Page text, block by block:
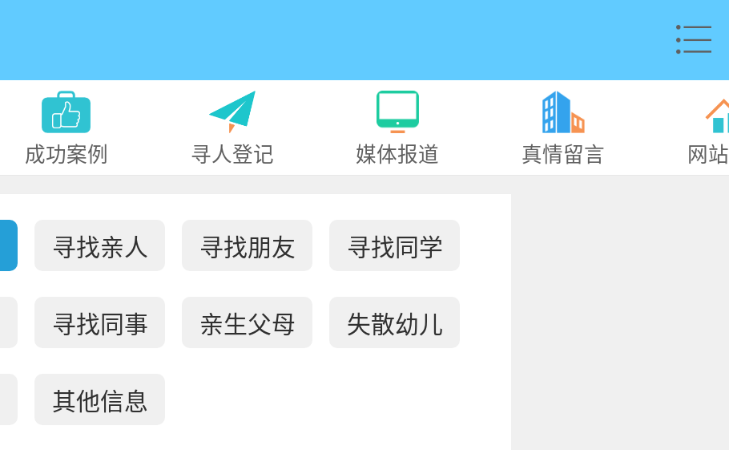
成功案例 寻人登记 媒体报道 真情留言 网
寻找亲人 寻找朋友 寻找同学
寻找同事 亲生父母 失散幼儿
其他信息